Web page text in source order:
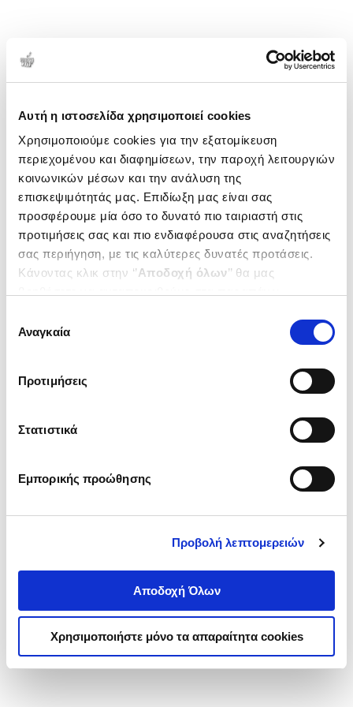
Αυτή η ιστοσελίδα χρησιμοποιεί cookies
Χρησιμοποιούμε cookies για την εξατομίκευση
περιεχομένου και διαφημίσεων, την παροχή λειτουργιών
κοινωνικών μέσων και την ανάλυση της
επισκεψιμότητάς μας. Επιδίωξη μας είναι σας
προσφέρουμε μία όσο το δυνατό πιο ταιριαστή στις
προτιμήσεις σας και πιο ενδιαφέρουσα στις αναζητήσεις
σας περιήγηση, με τις καλύτερες δυνατές προτάσεις.
Κάνοντας κλικ στην ‘’Αποδοχή όλων’’ θα μας
ενδιαφέρουν και να επιλέξετε από τα παρακάτω με την
΄΄και να ενημερωθείτε σχετικά με
συγκατάθεσης
Αναγκαία
Προτιμήσεις
Στατιστικά
Εμπορικής προώθησης
Προβολή λεπτομερειών
Αποδοχή Όλων
Χρησιμοποιήστε μόνο τα απαραίτητα cookies